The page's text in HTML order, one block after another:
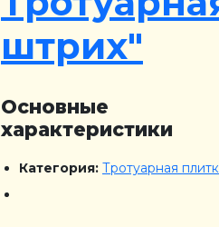
штрих"
Основные
характеристики
Категория: Тротуарная